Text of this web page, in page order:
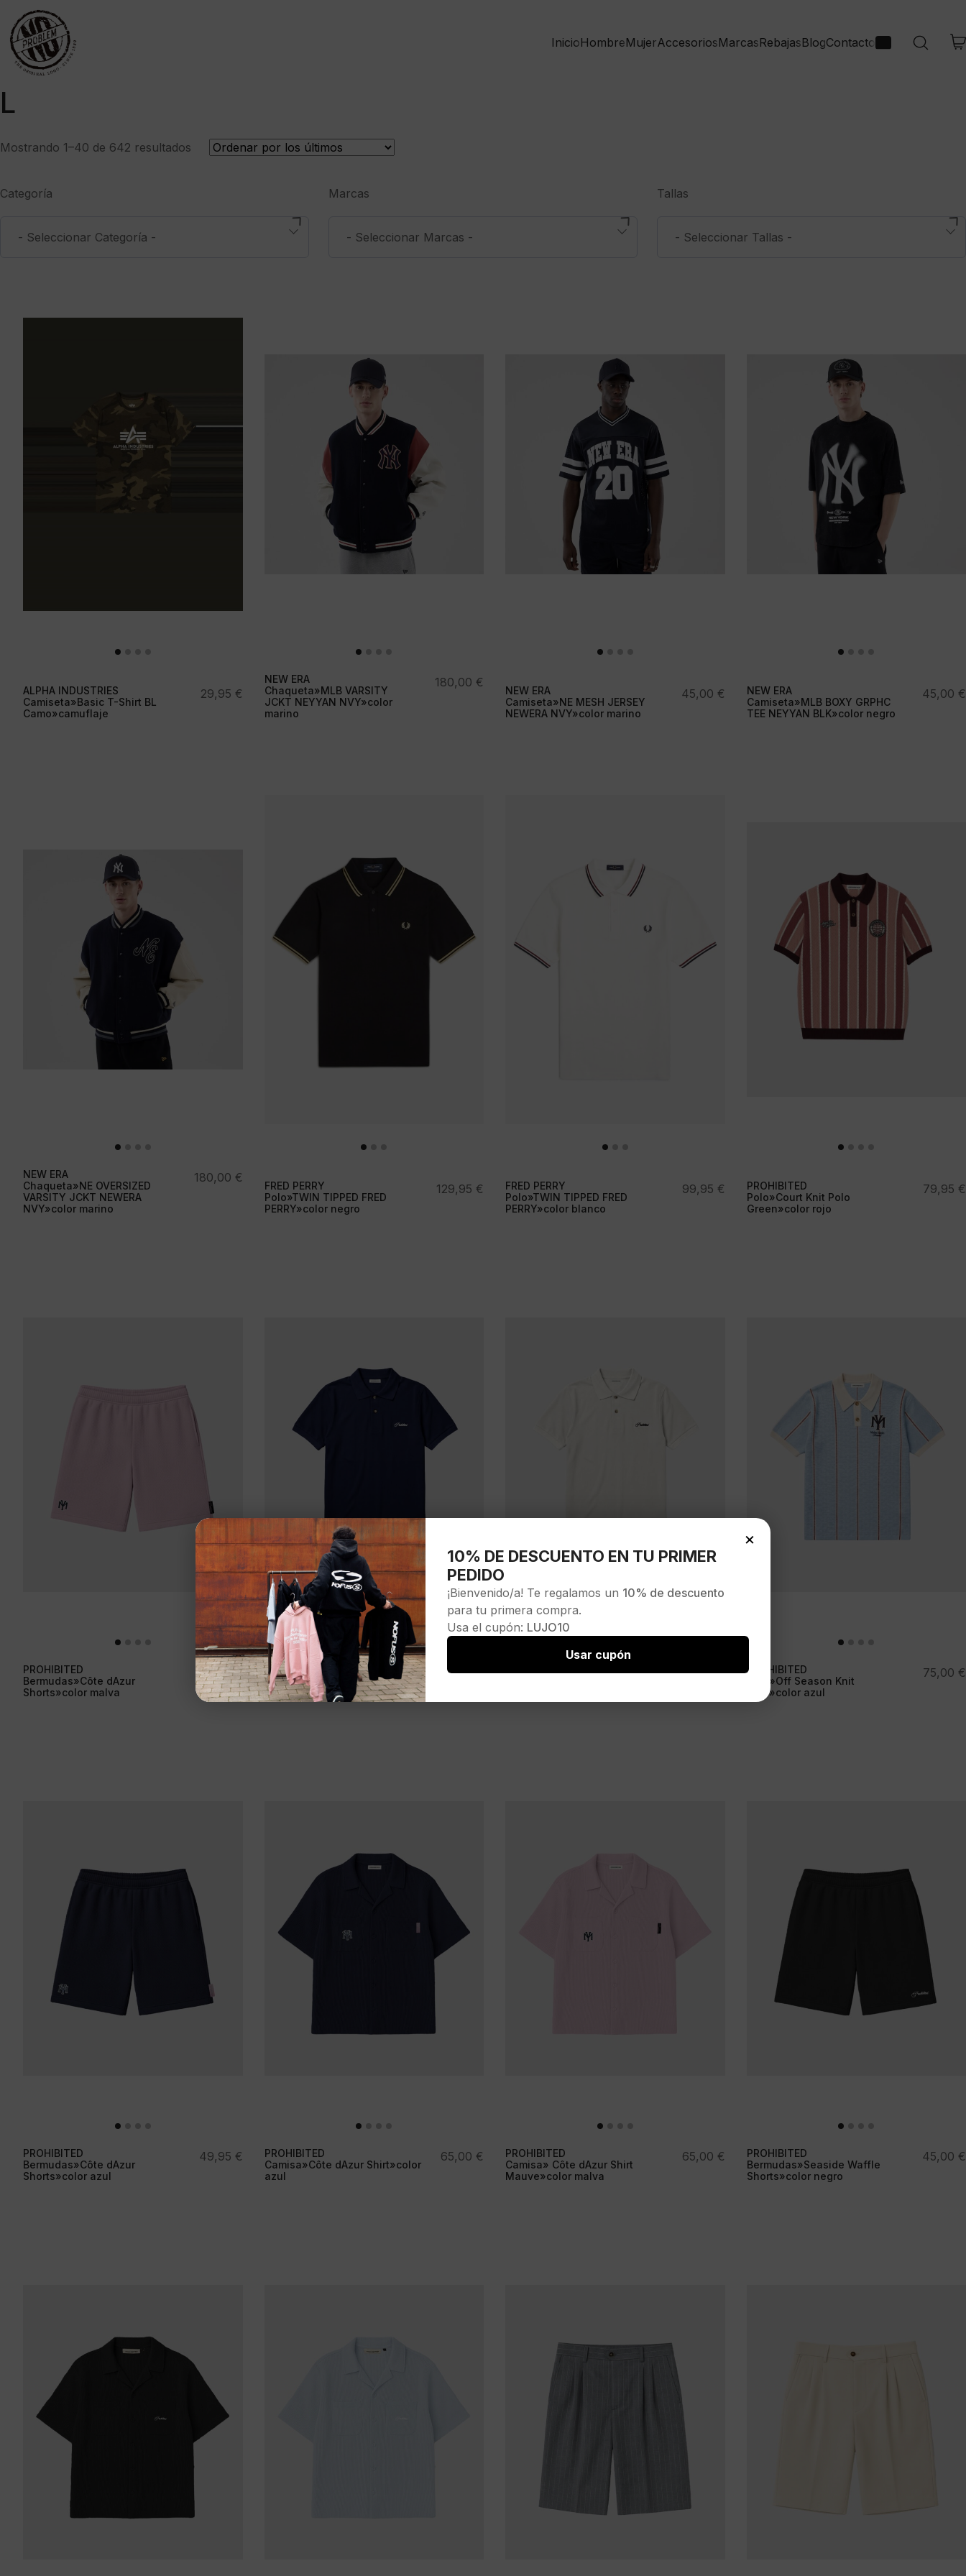
InicioHombreMujerAccesoriosMarcasRebajasBlogContacto
L
Mostrando 1–40 de 642 resultados Ordenado
Categoría
- Seleccionar Categoría -
Marcas
- Seleccionar Marcas -
Tallas
- Seleccionar Tallas -
ALPHA INDUSTRIES
Camiseta»Basic T-Shirt BL
Camo»camuflaje
29,95 €
NEW ERA
Chaqueta»MLB VARSITY
JCKT NEYYAN NVY»color
marino
180,00 €
NEW ERA
Camiseta»NE MESH JERSEY
NEWERA NVY»color marino
45,00 €
NEW ERA
Camiseta»MLB BOXY GRPHC
TEE NEYYAN BLK»color negro
45,00 €
NEW ERA
Chaqueta»NE OVERSIZED
VARSITY JCKT NEWERA
NVY»color marino
180,00 €
FRED PERRY
Polo»TWIN TIPPED FRED
PERRY»color negro
129,95 €
FRED PERRY
Polo»TWIN TIPPED FRED
PERRY»color blanco
99,95 €
PROHIBITED
Polo»Court Knit Polo
Green»color rojo
79,95 €
PROHIBITED
Bermudas»Côte dAzur
Shorts»color malva
49,95€
PROHIBITED
Polo»Hampton Polo
Navy»color marino
49,95€ 49,95€
PROHIBITED
Polo»Off Season Knit
Polo»color azul
75,00 €
PROHIBITED
Bermudas»Côte dAzur
Shorts»color azul
49,95 €
PROHIBITED
Camisa»Côte dAzur Shirt»color
azul
65,00 €
PROHIBITED
Camisa» Côte dAzur Shirt
Mauve»color malva
65,00 €
PROHIBITED
Bermudas»Seaside Waffle
Shorts»color negro
45,00 €
×
10% DE DESCUENTO EN TU PRIMER
PEDIDO
¡Bienvenido/a! Te regalamos un 10% de descuento
para tu primera compra.
Usa el cupón: LUJO10
Usar cupón